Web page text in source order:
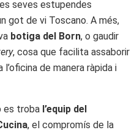
seves estupendes
got de vi Toscano. A més,
botiga del Born, o gaudir
, cosa que facilita assaborir
de manera ràpida i
es troba l’equip del
, el compromís de la